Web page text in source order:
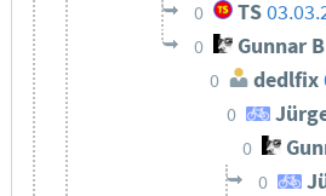
0 TS
0 Gunnar
0 dedlfix
0
0
0